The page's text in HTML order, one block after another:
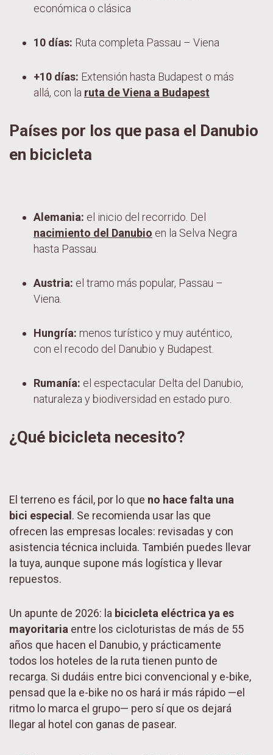
económica o clásica
10 días: Ruta completa Passau – Viena
+10 días: Extensión hasta Budapest o más
allá, con la ruta de Viena a Budapest
Países por los que pasa el Danubio
en bicicleta
Alemania: el inicio del recorrido. Del
nacimiento del Danubio en la Selva Negra
hasta Passau.
Austria: el tramo más popular, Passau –
Viena.
Hungría: menos turístico y muy auténtico,
con el recodo del Danubio y Budapest.
Rumanía: el espectacular Delta del Danubio,
naturaleza y biodiversidad en estado puro.
¿Qué bicicleta necesito?
El terreno es fácil, por lo que no hace falta una
bici especial . Se recomienda usar las que
ofrecen las empresas locales: revisadas y con
asistencia técnica incluida. También puedes llevar
la tuya, aunque supone más logística y llevar
repuestos.
Un apunte de 2026: la bicicleta eléctrica ya es
mayoritaria entre los cicloturistas de más de 55
años que hacen el Danubio, y prácticamente
todos los hoteles de la ruta tienen punto de
recarga. Si dudáis entre bici convencional y e-bike,
pensad que la e-bike no os hará ir más rápido —el
ritmo lo marca el grupo— pero sí que os dejará
llegar al hotel con ganas de pasear.